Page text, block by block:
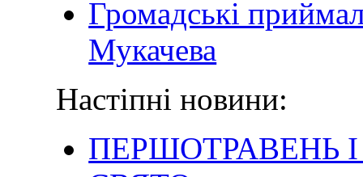
Громадські
Мукачева
Настіпні новини:
ПЕРШОТРАВЕНЬ